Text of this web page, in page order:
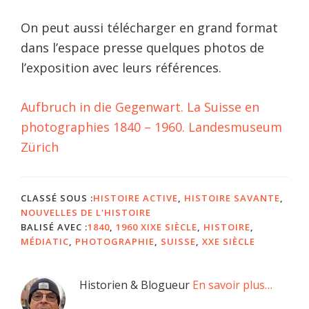
On peut aussi télécharger en grand format
dans l’espace presse quelques photos de
l’exposition avec leurs références.
Aufbruch in die Gegenwart. La Suisse en
photographies 1840 – 1960. Landesmuseum
Zürich
CLASSÉ SOUS :HISTOIRE ACTIVE HISTOIRE SAVANTE
NOUVELLES DE L'HISTOIRE
BALISÉ AVEC :1840 1960 XIXE SIÈCLE HISTOIRE
MÉDIATIC
PHOTOGRAPHIE SUISSE XXE SIÈCLE
Barre
Historien & Blogueur En savoir plus…